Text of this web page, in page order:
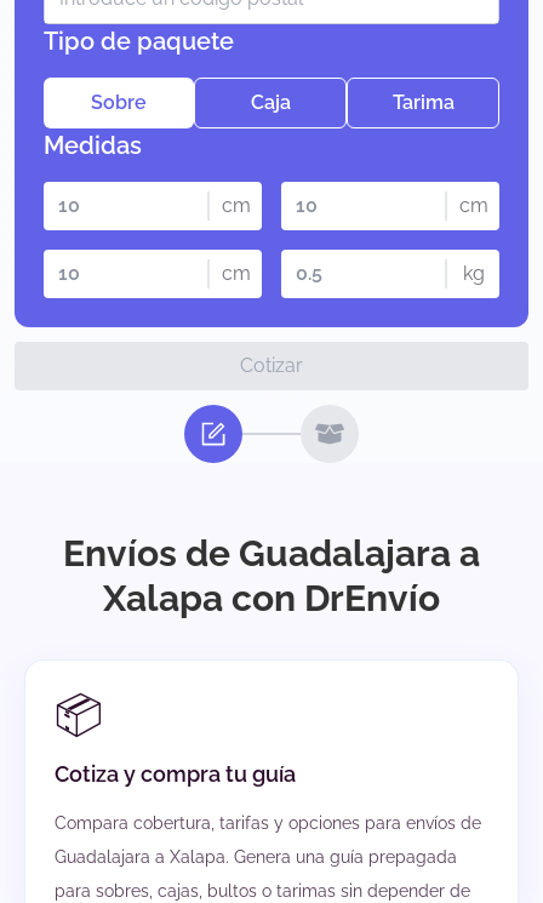
Tipo de paquete
Sobre Caja Tarima
Medidas
cm cm
cm kg
Cotizar
Envíos de Guadalajara a
Xalapa con DrEnvío
📦
Cotiza y compra tu guía
Compara cobertura, tarifas y opciones para envíos de
Guadalajara a Xalapa. Genera una guía prepagada
para sobres, cajas, bultos o tarimas sin depender de